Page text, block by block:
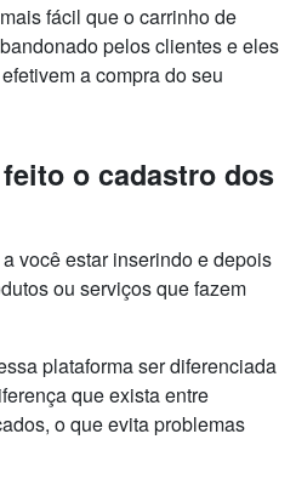
fácil que o carrinho de
pelos clientes e eles
a compra do seu
o cadastro dos
você estar inserindo e depois
ou serviços que fazem
plataforma ser diferenciada
que exista entre
o que evita problemas